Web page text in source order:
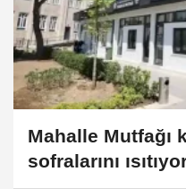
Mahalle Mutfağı
sofralarını